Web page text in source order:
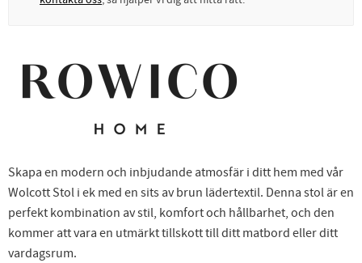
Skapa en modern och inbjudande atmosfär i ditt hem med vår
Wolcott Stol i ek med en sits av brun lädertextil. Denna stol är en
perfekt kombination av stil, komfort och hållbarhet, och den
kommer att vara en utmärkt tillskott till ditt matbord eller ditt
vardagsrum.